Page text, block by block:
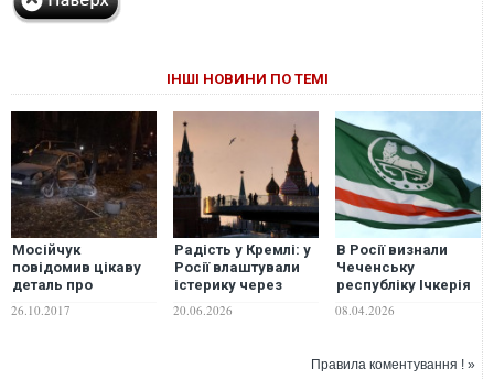
ІНШІ НОВИНИ ПО ТЕМІ
Мосійчук
повідомив цікаву
деталь про
результаті замаху
26.10.2017
Радість у Кремлі: у
Росії влаштували
істерику через
Зеленського
20.06.2026
В Росії визнали
Чеченську
республіку Ічкерія
організацією
08.04.2026
Правила коментування ! »